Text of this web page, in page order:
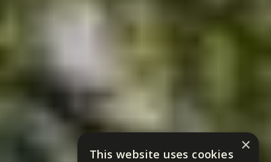
×
This website uses cookies